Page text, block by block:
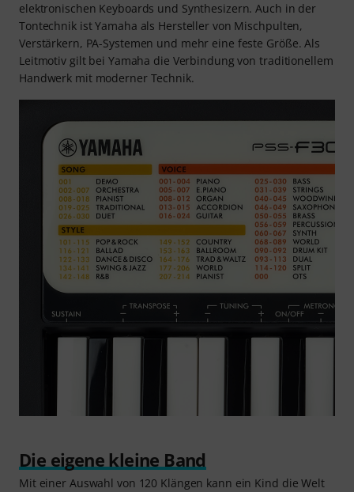
elektronischen Keyboards und Synthesizern. Auch in der
Tontechnik ist Yamaha als Hersteller von Mischpulten,
Verstärkern, PA-Systemen und mehr eine feste Größe. Als
Leitmotiv gilt bei Yamaha die Verbindung von traditionellem
Handwerk mit moderner Technik.
Die eigene kleine Band
Mit einer Auswahl von 120 Klängen kann ein Kind die Welt